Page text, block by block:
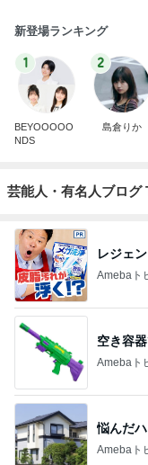
新登場ランキング
1
BEYOOOOO
NDS
2
島倉りか
芸能人・有名人ブログ
レジェ
Amebaト
空き容
Amebaト
悩んだ
Amebaト